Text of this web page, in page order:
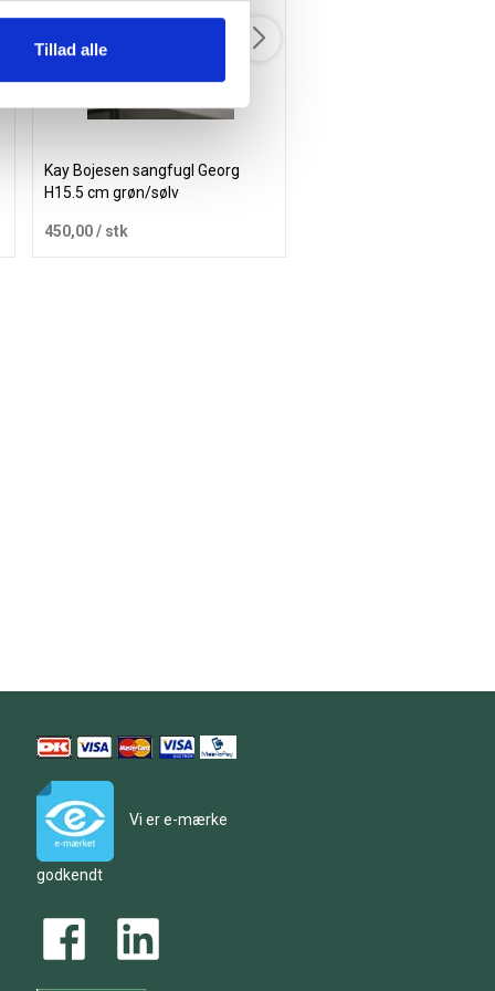
Tillad alle
Kay Bojesen sangfugl Georg
H15.5 cm grøn/sølv
450,00 / stk
Vi er e-mærke
godkendt